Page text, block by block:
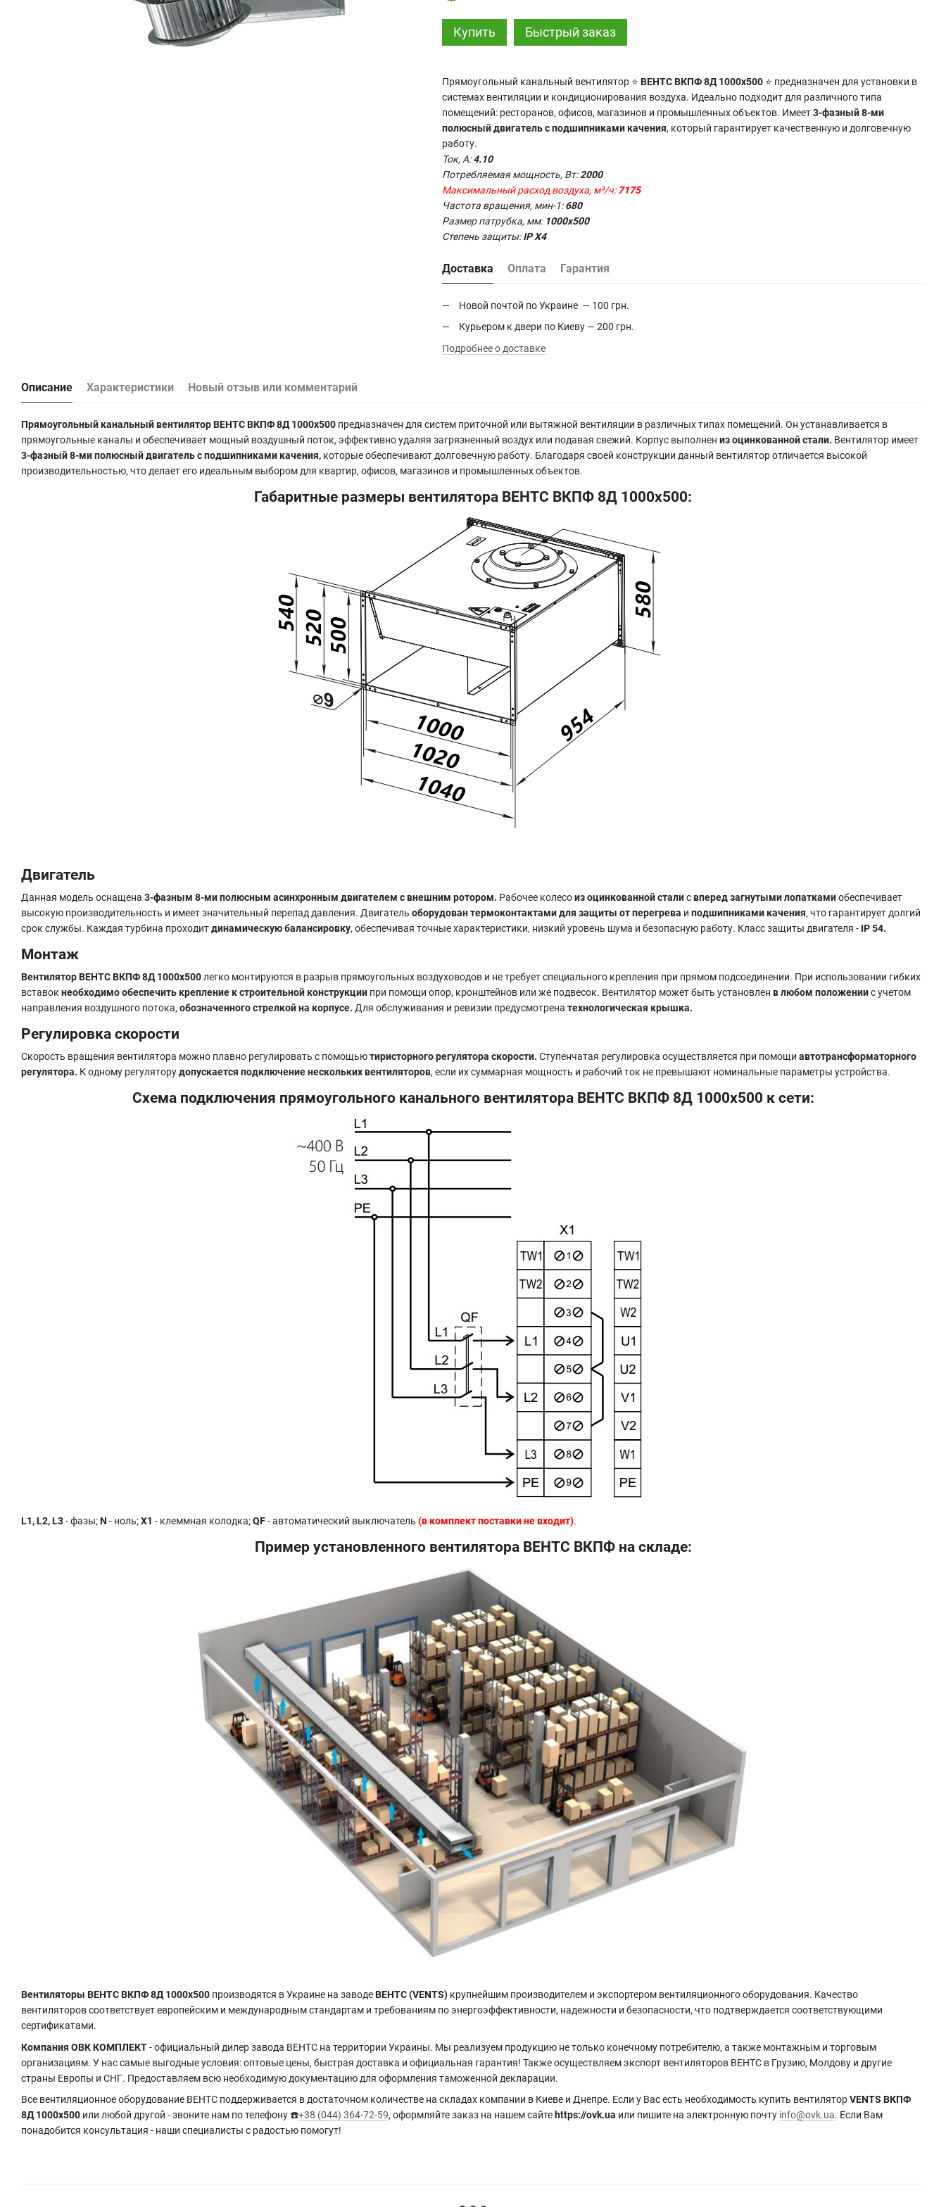
Купить Быстрый заказ
Прямоугольный канальный вентилятор ⭐ ВЕНТС ВКПФ 8Д 1000x500⭐ предназначен для установки в
системах вентиляции и кондиционирования воздуха. Идеально подходит для различного типа
помещений: ресторанов, офисов, магазинов и промышленных объектов. Имеет3-фазный 8-ми
полюсный двигатель с подшипниками качения, который гарантирует качественную и долговечную
работу.
Ток, А:4.10
Потребляемая мощность, Вт:2000
Максимальный расход воздуха, м³/ч: 7175
Частота вращения, мин-1:680
Размер патрубка, мм: 1000x500
Степень защиты:IP X4
Доставка Оплата Гарантия
Новой почтой по Украине — 100 грн.
Курьером к двери по Киеву — 200 грн.
Подробнее о доставке
Описание Характеристики Новый отзыв или комментарий
Прямоугольный канальный вентилятор ВЕНТС ВКПФ 8Д 1000x500 предназначен для систем приточной или вытяжной вентиляции в различных типах помещений. Он устанавливается в
прямоугольные каналы и обеспечивает мощный воздушный поток, эффективно удаляя загрязненный воздух или подавая свежий. Корпус выполнен из оцинкованной стали. Вентилятор имеет
3-фазный 8-ми полюсный двигатель с подшипниками качения, которые обеспечивают долговечную работу. Благодаря своей конструкции данный вентилятор отличается высокой
производительностью, что делает его идеальным выбором для квартир, офисов, магазинов и промышленных объектов.
Габаритные размеры вентилятора ВЕНТС ВКПФ 8Д 1000x500:
Двигатель
Данная модель оснащена 3-фазным 8-ми полюсным асинхронным двигателем с внешним ротором. Рабочее колесоиз оцинкованной сталисвперед загнутыми лопаткамиобеспечивает
высокую производительность и имеет значительный перепад давления. Двигатель оборудован термоконтактами для защиты от перегрева и подшипниками качения, что гарантирует долгий
срок службы. Каждая турбина проходитдинамическую балансировку, обеспечивая точные характеристики, низкий уровень шума и безопасную работу. Класс защиты двигателя - IP 54.
Монтаж
Вентилятор ВЕНТС ВКПФ 8Д 1000x500легко монтируются в разрыв прямоугольных воздуховодов и не требует специального крепления при прямом подсоединении. При использовании гибких
вставок необходимо обеспечить крепление к строительной конструкции при помощи опор, кронштейнов или же подвесок. Вентилятор может быть установлен в любом положениис учетом
направления воздушного потока, обозначенного стрелкой на корпусе. Для обслуживания и ревизии предусмотрена технологическая крышка.
Регулировка скорости
Скорость вращения вентилятора можно плавно регулировать с помощьютиристорного регулятора скорости. Ступенчатая регулировка осуществляется при помощи автотрансформаторного
регулятора. К одному регуляторудопускается подключение нескольких вентиляторов, если их суммарная мощность и рабочий ток не превышают номинальные параметры устройства.
Схема подключения прямоугольного канального вентилятора ВЕНТС ВКПФ 8Д 1000x500 к сети:
L1, L2, L3- фазы;N - ноль;X1 - клеммная колодка;QF- автоматический выключатель (в комплект поставки не входит).
Пример установленного вентилятора ВЕНТС ВКПФ на складе:
Вентиляторы ВЕНТС ВКПФ 8Д 1000x500 производятся в Украине на заводеВЕНТС (VENTS) крупнейшим производителем и экспортером вентиляционного оборудования. Качество
вентиляторов соответствует европейским и международным стандартам и требованиям по энергоэффективности, надежности и безопасности, что подтверждается соответствующими
сертификатами.
Компания ОВК КОМПЛЕКТ- официальный дилер завода ВЕНТС на территории Украины. Мы реализуем продукцию не только конечному потребителю, а также монтажным и торговым
организациям. У нас самые выгодные условия: оптовые цены, быстрая доставка и официальная гарантия! Также осуществляем экспорт вентиляторов ВЕНТС в Грузию, Молдову и другие
страны Европы и СНГ. Предоставляем всю необходимую документацию для оформления таможенной декларации.
Все вентиляционное оборудование ВЕНТС поддерживается в достаточном количестве на складах компании в Киеве и Днепре. Если у Вас есть необходимость купить вентиляторVENTS ВКПФ
8Д 1000x500 или любой другой - звоните нам по телефону ☎️+38 (044) 364-72-59, оформляйте заказ на нашем сайте https://ovk.ua или пишите на электронную почту info@ovk.ua. Если Вам
понадобится консультация - наши специалисты с радостью помогут!